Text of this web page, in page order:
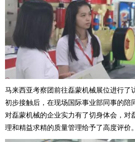
马来西亚考察团前往磊蒙机械展位进行了
初步接触后，在现场国际事业部同事的陪
对磊蒙机械的企业实力有了切身体会，对
理和精益求精的质量管理给予了高度评价。